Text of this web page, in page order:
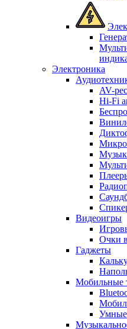
Электроника
AV-
Hi-Fi
Видеоигры
Очки
Гаджеты
Мобильные
Умные